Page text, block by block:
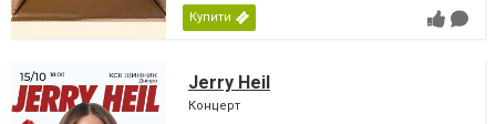
Купити
Jerry Heil
Концерт